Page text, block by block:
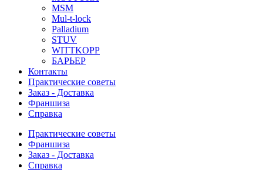
MSM
Mul-t-lock
Palladium
STUV
WITTKOPP
БАРЬЕР
Контакты
Практические советы
Заказ - Доставка
Франшиза
Справка
Практические советы
Франшиза
Заказ - Доставка
Справка